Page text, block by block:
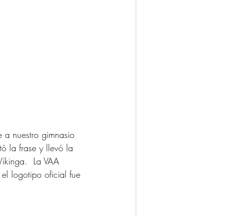
a nuestro gimnasio
la frase y llevó la
La VAA
logotipo oficial fue